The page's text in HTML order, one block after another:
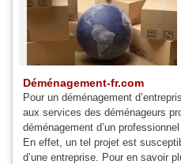
Déménagement-fr.com
Pour un déménagement
aux services des déménageurs
déménagement d’un
En effet, un tel projet est
d’une entreprise. Pour en savoir